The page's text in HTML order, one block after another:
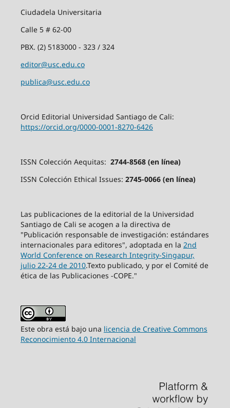
Ciudadela Universitaria
Calle 5 # 62-00
PBX. (2) 5183000 - 323 / 324
editor@usc.edu.co
publica@usc.edu.co
Orcid Editorial Universidad Santiago de Cali:
https://orcid.org/0000-0001-8270-6426
ISSN Colección Aequitas: 2744-8568 (en línea)
ISSN Colección Ethical Issues: 2745-0066 (en línea)
Las publicaciones de la editorial de la Universidad
Santiago de Cali se acogen a la directiva de
"Publicación responsable de investigación: estándares
internacionales para editores", adoptada en la 2nd
World Conference on Research Integrity-Singapur,
julio 22-24 de 2010.Texto publicado, y por el Comité de
ética de las Publicaciones -COPE."
Este obra está bajo una licencia de Creative Commons
Reconocimiento 4.0 Internacional